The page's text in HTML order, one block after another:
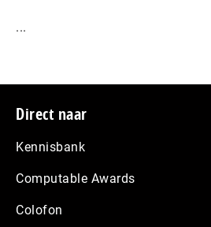
...
Footer
Direct naar
Kennisbank
Computable Awards
Colofon